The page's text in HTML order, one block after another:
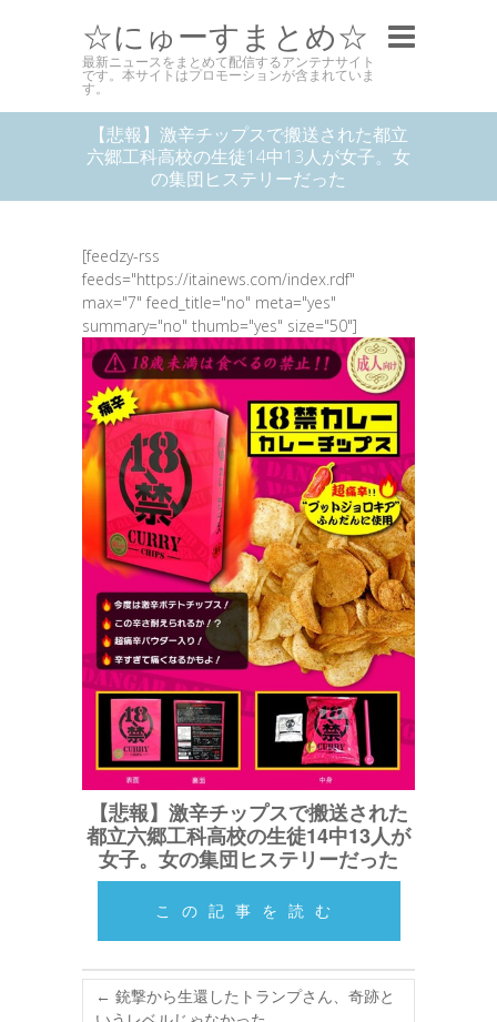
☆にゅーすまとめ☆
最新ニュースをまとめて配信するアンテナサイト
です。本サイトはプロモーションが含まれていま
す。
【悲報】激辛チップスで搬送された都立
六郷工科高校の生徒14中13人が女子。女
の集団ヒステリーだった
[feedzy-rss
feeds="https://itainews.com/index.rdf"
max="7" feed_title="no" meta="yes"
summary="no" thumb="yes" size="50"]
【悲報】激辛チップスで搬送された
都立六郷工科高校の生徒14中13人が
女子。女の集団ヒステリーだった
この記事を読む
← 銃撃から生還したトランプさん、奇跡と